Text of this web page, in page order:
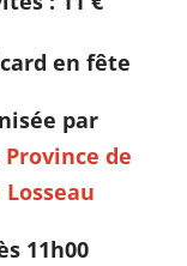
en fête
par
Province de
11h00